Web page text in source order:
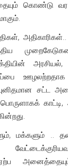
கொண்டு வர
அதிகாரிகள்..
அரசியல்,
ஊழலற்றதாக
புனிதமான சட்ட
பொருளாகக்
மக்களும் ..
ஏற்ப